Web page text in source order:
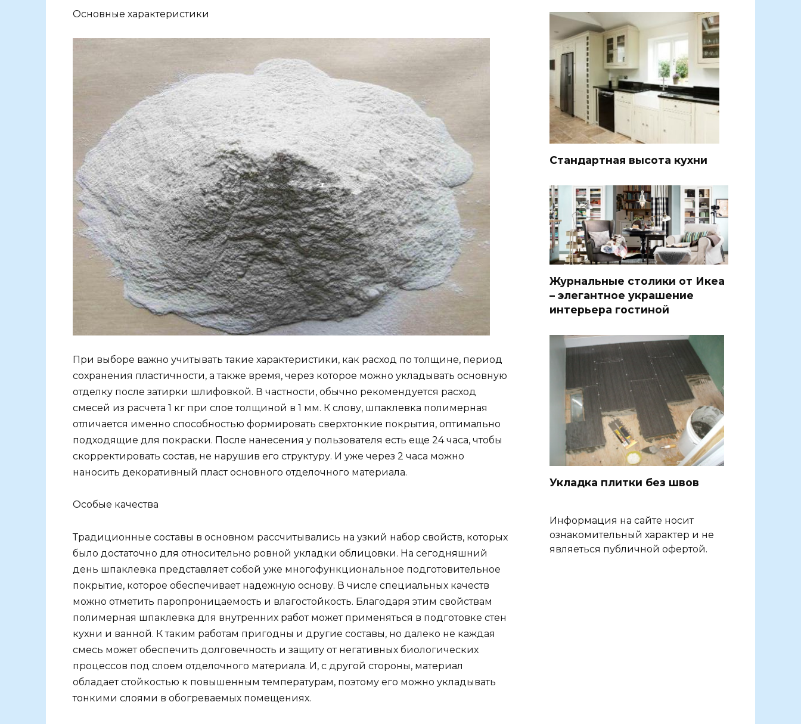
Основные характеристики
При выборе важно учитывать такие характеристики, как расход по толщине, период
сохранения пластичности, а также время, через которое можно укладывать основную
отделку после затирки шлифовкой. В частности, обычно рекомендуется расход
смесей из расчета 1 кг при слое толщиной в 1 мм. К слову, шпаклевка полимерная
отличается именно способностью формировать сверхтонкие покрытия, оптимально
подходящие для покраски. После нанесения у пользователя есть еще 24 часа, чтобы
скорректировать состав, не нарушив его структуру. И уже через 2 часа можно
наносить декоративный пласт основного отделочного материала.
Особые качества
Традиционные составы в основном рассчитывались на узкий набор свойств, которых
было достаточно для относительно ровной укладки облицовки. На сегодняшний
день шпаклевка представляет собой уже многофункциональное подготовительное
покрытие, которое обеспечивает надежную основу. В числе специальных качеств
можно отметить паропроницаемость и влагостойкость. Благодаря этим свойствам
полимерная шпаклевка для внутренних работ может применяться в подготовке стен
кухни и ванной. К таким работам пригодны и другие составы, но далеко не каждая
смесь может обеспечить долговечность и защиту от негативных биологических
процессов под слоем отделочного материала. И, с другой стороны, материал
обладает стойкостью к повышенным температурам, поэтому его можно укладывать
тонкими слоями в обогреваемых помещениях.
Стандартная высота кухни
Журнальные столики от Икеа
– элегантное украшение
интерьера гостиной
Укладка плитки без швов
Информация на сайте носит
ознакомительный характер и не
являеться публичной офертой.